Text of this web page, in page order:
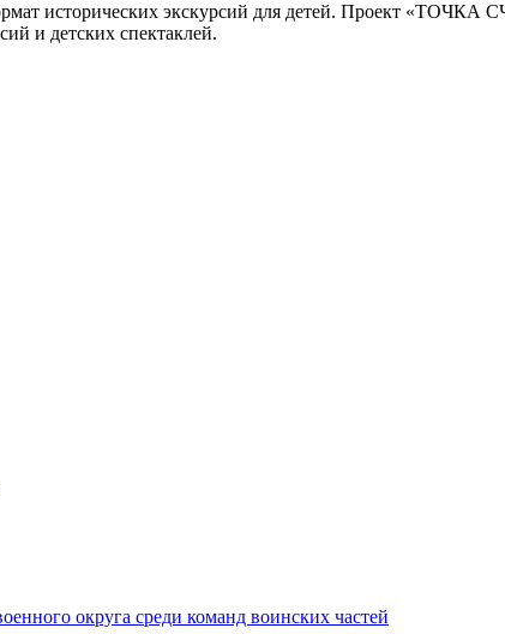
исторических экскурсий для детей. Проект
и детских спектаклей.
округа среди команд воинских частей